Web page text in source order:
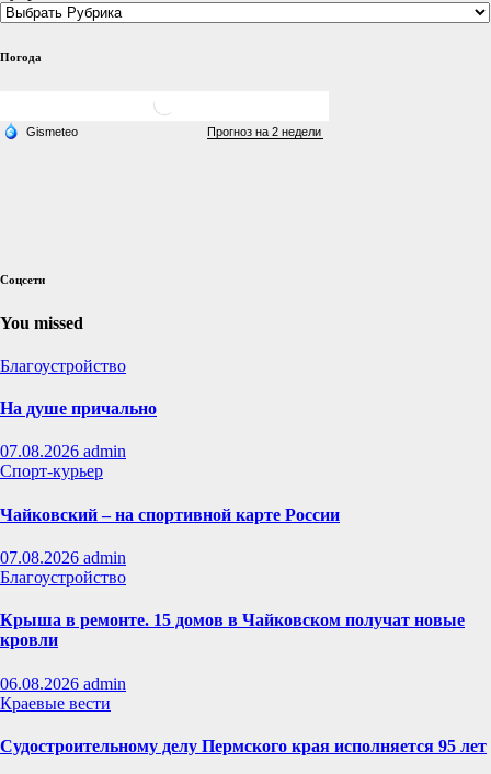
Погода
Соцсети
You missed
Благоустройство
На душе причально
07.08.2026 admin
Спорт-курьер
Чайковский – на спортивной карте России
07.08.2026 admin
Благоустройство
Крыша в ремонте. 15 домов в Чайковском получат новые
кровли
06.08.2026 admin
Краевые вести
Судостроительному делу Пермского края исполняется 95 лет